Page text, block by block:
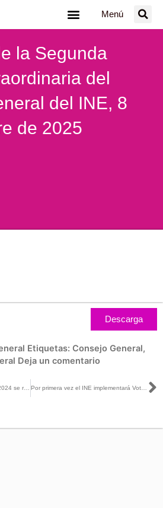
Menú
la Segunda
del
del INE, 8
de 2025
Descarga
Etiquetas: Consejo General,
Deja un comentario
Por primera vez el INE implementará Voto Anticipado por Internet en el Proceso Electoral Local 2025-2026 de Coahuila